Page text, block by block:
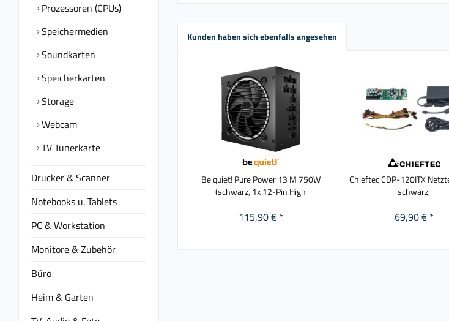
Prozessoren (CPUs)
Speichermedien
Soundkarten
Speicherkarten
Storage
Webcam
TV Tunerkarte
Drucker & Scanner
Notebooks u. Tablets
PC & Workstation
Monitore & Zubehör
Büro
Heim & Garten
Kunden haben sich ebenfalls angesehen
Be quiet! Pure Power 13 M 750W
(schwarz, 1x 12-Pin High
115,90 € *
Chieftec CDP-120ITX
schwarz,
69,90 € *